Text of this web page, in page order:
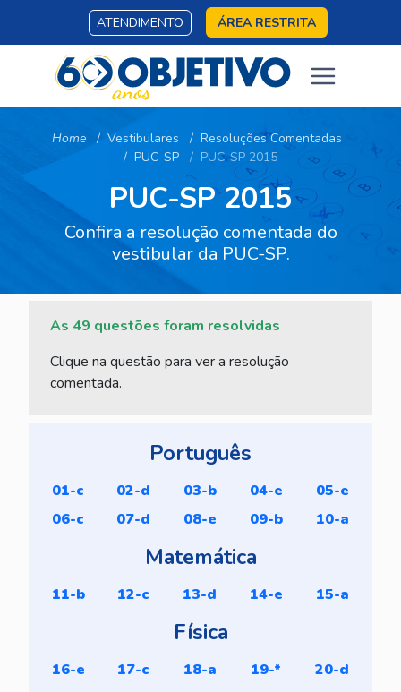
ATENDIMENTO ÁREA RESTRITA
Home Vestibulares
Resoluções Comentadas
PUC-SP
PUC-SP 2015
PUC-SP 2015
Confira a resolução comentada do
vestibular da PUC-SP.
As 49 questões foram resolvidas
Clique na questão para ver a resolução
comentada.
Português
01-c 02-d 03-b 04-e
05-e
06-c
07-d 08-e 09-b 10-a
Matemática
11-b 12-c 13-d 14-e 15-a
Física
16-e 17-c 18-a 19-* 20-d